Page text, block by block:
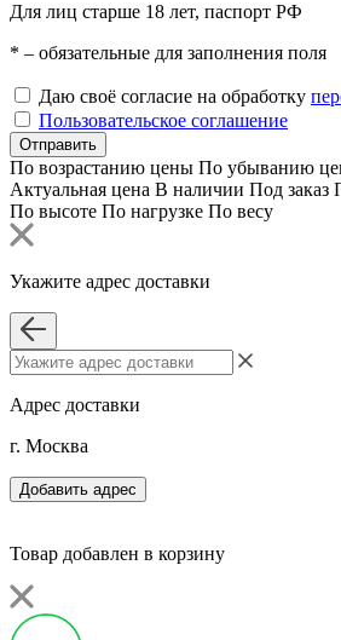
Для лиц старше 18 лет, паспорт РФ
* – обязательные для заполнения поля
Даю своё согласие на обработку
Пользовательское соглашение
Отправить
По возрастанию цены По убыванию
Актуальная цена В наличии Под заказ
По высоте По нагрузке По весу
Укажите адрес доставки
Адрес доставки
г. Москва
Добавить адрес
Товар добавлен в корзину